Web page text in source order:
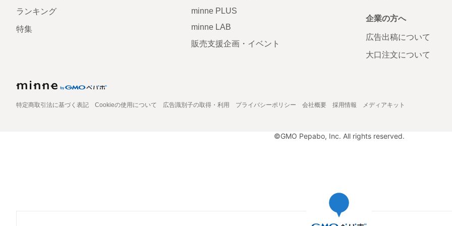
ランキング
特集
minne PLUS
minne LAB
販売支援企画・イベント
企業の方へ
広告出稿について
大口注文について
特定商取引法に基づく表記 Cookieの使用について 広告識別子の取得・利用 プライバシーポリシー 会社概要 採用情報 メディアキット
©GMO Pepabo, Inc. All rights reserved.